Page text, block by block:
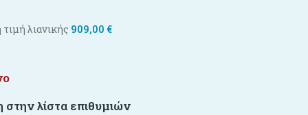
λιανικής 909,00 €
λίστα επιθυμιών